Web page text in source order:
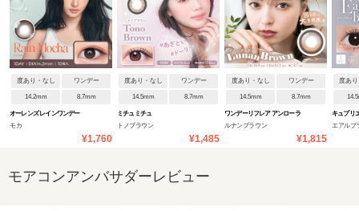
度あり・なし ワンデー
14.2mm 8.7mm
オーレンズ レインワンデー
モカ
¥1,760
度あり・なし ワンデー
14.5mm 8.7mm
ミチュミチュ
トノブラウン
¥1,485
度あり・なし ワンデー
14.5mm 8.7mm
ワンデーリフレア アンローラ
ルナンブラウン
¥1,815
度あ
キュプリ
エアルブ
モアコンアンバサダーレビュー